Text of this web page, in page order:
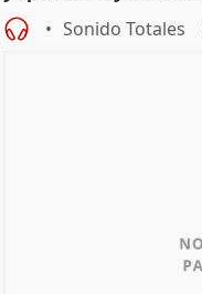
Sonido Totales